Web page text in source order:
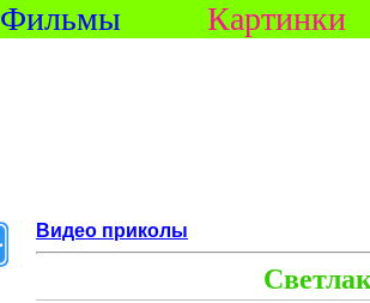
Фильмы Картинки
Видео приколы